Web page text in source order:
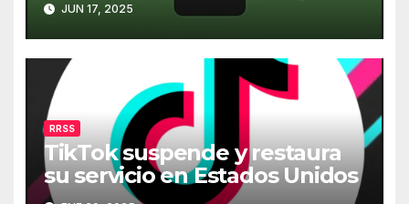
JUN 17, 2025
RRSS
TikTok suspende y restaura
su servicio en Estados Unidos